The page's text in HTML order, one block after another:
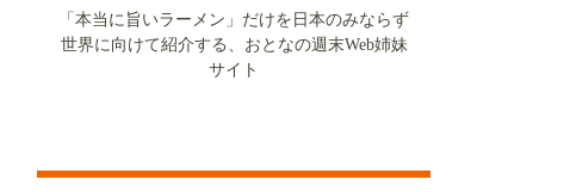
「本当に旨いラーメン」だけを日本のみならず
世界に向けて紹介する、おとなの週末Web姉妹
サイト